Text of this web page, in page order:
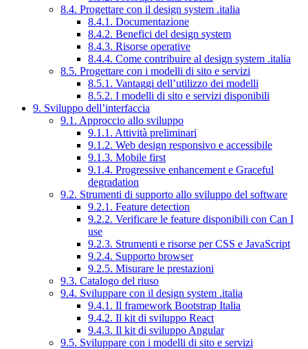
8.4. Progettare con il design system .italia
8.4.1. Documentazione
8.4.2. Benefici del design system
8.4.3. Risorse operative
8.4.4. Come contribuire al design system .italia
8.5. Progettare con i modelli di sito e servizi
8.5.1. Vantaggi dell’utilizzo dei modelli
8.5.2. I modelli di sito e servizi disponibili
9. Sviluppo dell’interfaccia
9.1. Approccio allo sviluppo
9.1.1. Attività preliminari
9.1.2. Web design responsivo e accessibile
9.1.3. Mobile first
9.1.4. Progressive enhancement e Graceful
degradation
9.2. Strumenti di supporto allo sviluppo del software
9.2.1. Feature detection
9.2.2. Verificare le feature disponibili con Can I
use
9.2.3. Strumenti e risorse per CSS e JavaScript
9.2.4. Supporto browser
9.2.5. Misurare le prestazioni
9.3. Catalogo del riuso
9.4. Sviluppare con il design system .italia
9.4.1. Il framework Bootstrap Italia
9.4.2. Il kit di sviluppo React
9.4.3. Il kit di sviluppo Angular
9.5. Sviluppare con i modelli di sito e servizi